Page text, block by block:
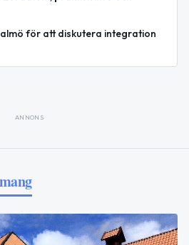
för att diskutera integration
ANNONS